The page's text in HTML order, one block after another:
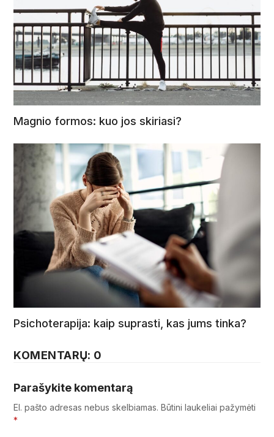
Magnio formos: kuo jos skiriasi?
Psichoterapija: kaip suprasti, kas jums tinka?
KOMENTARŲ: 0
Parašykite komentarą
El. pašto adresas nebus skelbiamas. Būtini laukeliai pažymėti
*